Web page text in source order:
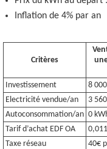
Inflation de 4% par an
Critères
Investissement 8
Electricité vendue/an
3
Autoconsommation/an 0
Tarif d’achat EDF OA
Taxe réseau
40€